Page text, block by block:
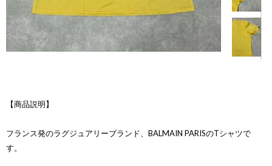
【商品説明】
フランス発のラグジュアリーブランド、BALMAIN PARISのTシャツで
す。